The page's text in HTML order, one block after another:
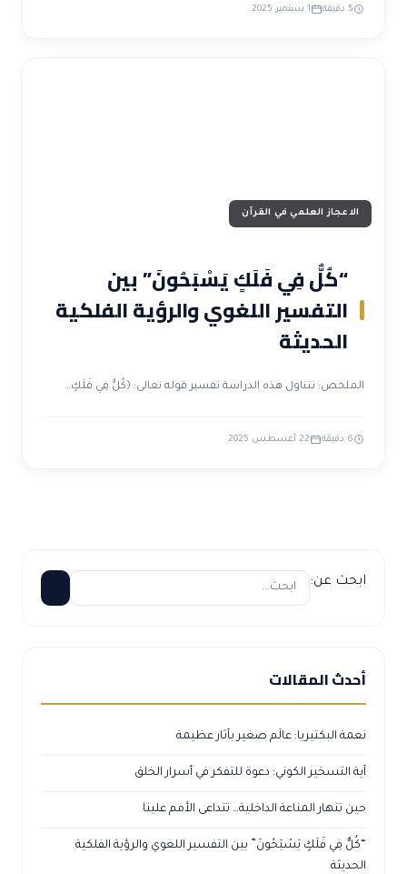
5 دقيقة 1 سبتمبر 2025
الاعجاز العلمي في القرآن
“كُلٌّ فِي فَلَكٍ يَسْبَحُونَ” بين
التفسير اللغوي والرؤية الفلكية
الحديثة
الملخص: تتناول هذه الدراسة تفسير قوله تعالى: ﴿كُلٌّ فِي فَلَكٍ…
6 دقيقة 22 أغسطس 2025
ابحث عن:
أحدث المقالات
نعمة البكتيريا: عالَم صغير بآثار عظيمة
آية التسخير الكوني: دعوة للتفكر في أسرار الخلق
حين تنهار المناعة الداخلية… تتداعى الأمم علينا
“كُلٌّ فِي فَلَكٍ يَسْبَحُونَ” بين التفسير اللغوي والرؤية الفلكية
الحديثة